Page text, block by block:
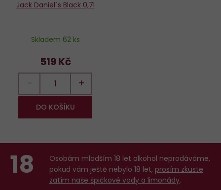
Jack Daniel´s Black 0,7l
Skladem 62 ks
519 Kč
− +
DO KOŠÍKU
18
Osobám mladším 18 let alkohol neprodáváme,
pokud vám ještě nebylo 18 let, prosím zkuste
zatím naše špičkové vody a limonády.